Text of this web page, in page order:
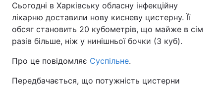
Головна Війна
Україна Політика
Сьогодні в Харківську обласну інфекційну
лікарню доставили нову кисневу цистерну. Її
обсяг становить 20 кубометрів, що майже в сім
разів більше, ніж у нинішньої бочки (3 куб).
Про це повідомляє Суспільне.
Передбачається, що потужність цистерни